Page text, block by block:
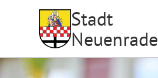
Stadt
Neuenrade